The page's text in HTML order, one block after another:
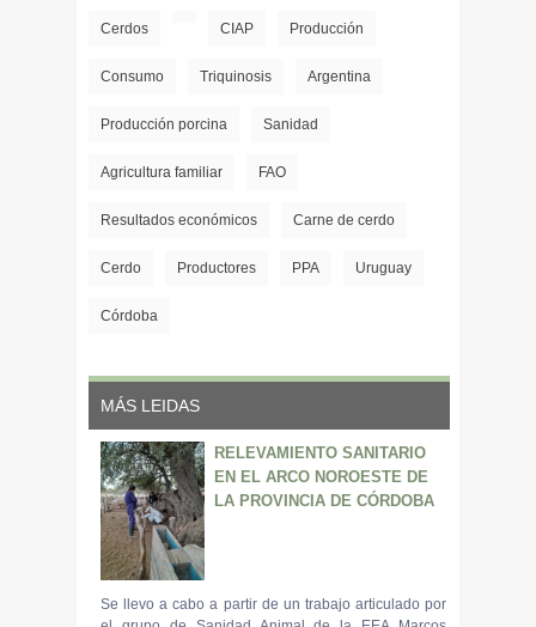
Cerdos CIAP Producción
Consumo Triquinosis Argentina
Producción porcina Sanidad
Agricultura familiar FAO
Resultados económicos Carne de cerdo
Cerdo Productores PPA Uruguay
Córdoba
MÁS LEIDAS
RELEVAMIENTO SANITARIO
EN EL ARCO NOROESTE DE
LA PROVINCIA DE CÓRDOBA
Se llevo a cabo a partir de un trabajo articulado por